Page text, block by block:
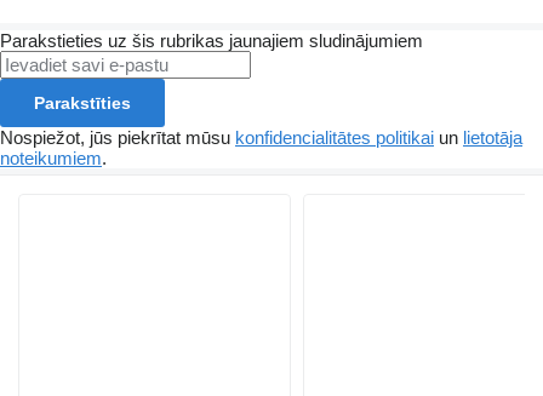
Parakstieties uz šis rubrikas jaunajiem sludinājumiem
Parakstīties
Nospiežot, jūs piekrītat mūsu konfidencialitātes politikai un lietotāja
noteikumiem.